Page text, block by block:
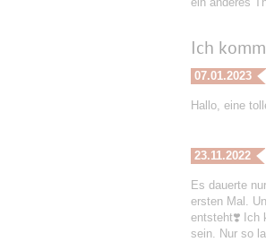
Ich
07.01.2023
Hallo, eine
23.11.2022
Es dauerte
ersten Mal.
entsteht❣️ Ich
sein. Nur so